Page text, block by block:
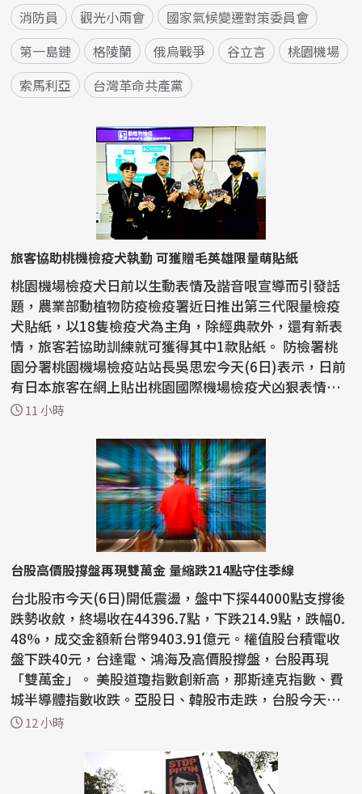
消防員
觀光小兩會
國家氣候變遷對策委員會
第一島鏈
格陵蘭 俄烏戰爭 谷立言
桃園機場
索馬利亞
台灣革命共產黨
旅客協助桃機檢疫犬執勤 可獲贈毛英雄限量萌貼紙
桃園機場檢疫犬日前以生動表情及諧音哏宣導而引發話
題，農業部動植物防疫檢疫署近日推出第三代限量檢疫
犬貼紙，以18隻檢疫犬為主角，除經典款外，還有新表
情，旅客若協助訓練就可獲得其中1款貼紙。 防檢署桃
園分署桃園機場檢疫站站長吳思宏今天(6日)表示，日前
有日本旅客在網上貼出桃園國際機場檢疫犬凶狠表情的
諧...11 小時
台股高價股撐盤再現雙萬金 量縮跌214點守住季線
台北股市今天(6日)開低震盪，盤中下探44000點支撐後
跌勢收斂，終場收在44396.7點，下跌214.9點，跌幅0.
48%，成交金額新台幣9403.91億元。權值股台積電收
盤下跌40元，台達電、鴻海及高價股撐盤，台股再現
「雙萬金」。 美股道瓊指數創新高，那斯達克指數、費
城半導體指數收跌。亞股日、韓股市走跌，台股今天以4
4487點開...
12 小時